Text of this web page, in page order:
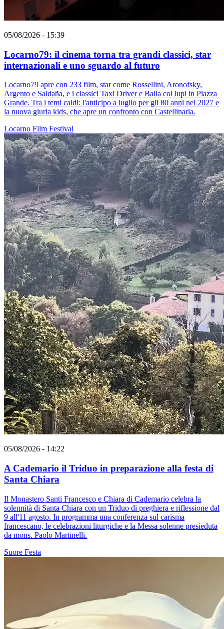
05/08/2026 - 15:39
Locarno79: il cinema torna tra grandi classici, star
internazionali e uno sguardo al futuro
Locarno79 apre con 233 film, star come Rossellini, Aronofsky,
Argento e Saldaña, e i classici Taxi Driver e Balla coi lupi in Piazza
Grande. Tra i temi caldi: l'anticipo a luglio per gli 80 anni nel 2027 e
la nuova giuria kids, che apre un confronto con Castellinaria.
Locarno Film Festival
05/08/2026 - 14:22
A Cademario il Triduo in preparazione alla festa di
Santa Chiara
Il Monastero Santi Francesco e Chiara di Cademario celebra la
solennità di Santa Chiara con un Triduo di preghiera e riflessione dal
9 all'11 agosto. In programma una conferenza sul carisma
francescano, le celebrazioni liturgiche e la Messa solenne presieduta
da mons. Paolo Martinelli.
Suore Festa